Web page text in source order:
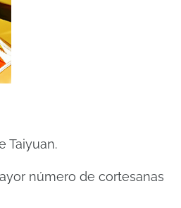
Taiyuan.
número de cortesanas